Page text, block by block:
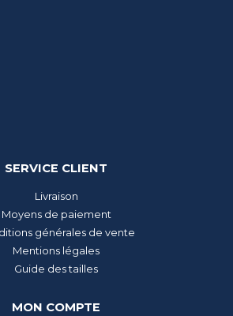
SERVICE CLIENT
Livraison
Moyens de paiement
générales de vente
Mentions légales
Guide des tailles
MON COMPTE